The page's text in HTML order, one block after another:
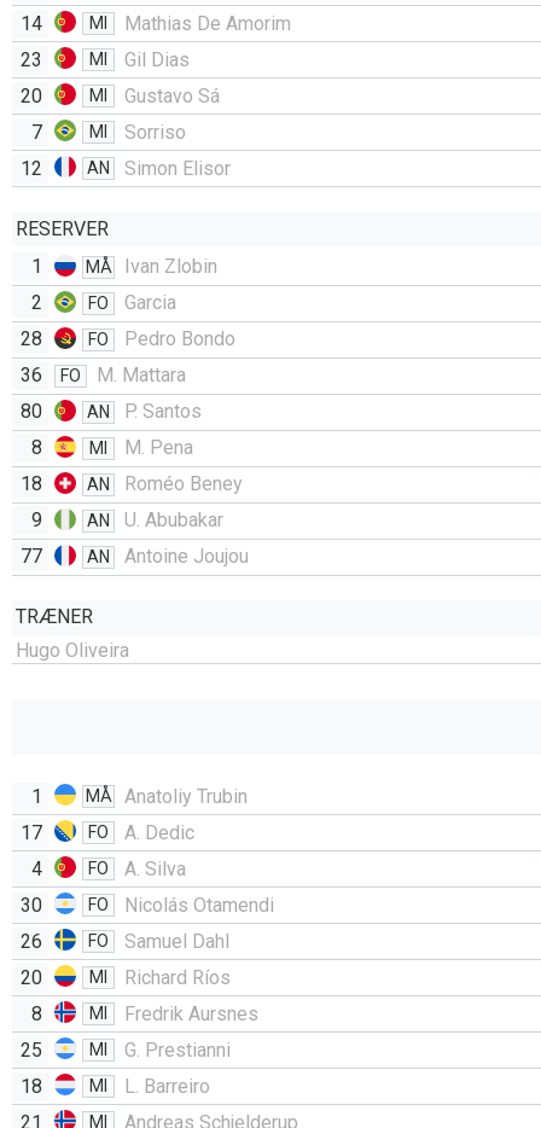
14
MI
Mathias De Amorim
23
MI
Gil Dias
20
MI
Gustavo Sá
7
MI
Sorriso
12
AN Simon Elisor
RESERVER
1
MÅ
Ivan Zlobin
2
FO
Garcia
28
FO
Pedro Bondo
36
FO
M. Mattara
80
AN
P. Santos
8
MI
M. Pena
18
AN
Roméo Beney
9
AN
U. Abubakar
77
AN Antoine Joujou
TRÆNER
Hugo Oliveira
1 MÅ
Anatoliy Trubin
17
FO
A. Dedic
4
FO
A. Silva
30
FO
Nicolás Otamendi
26
FO
Samuel Dahl
20
MI
Richard Ríos
8
MI
Fredrik Aursnes
25
MI
G. Prestianni
18
MI
L. Barreiro
21
MI
Andreas Schjelderup